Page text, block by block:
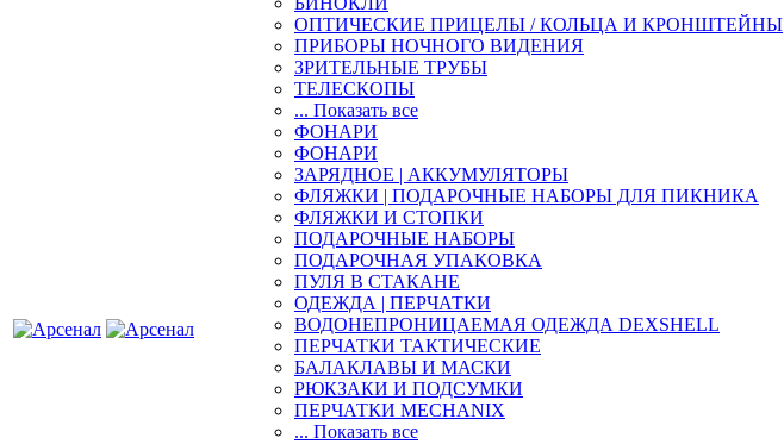
ОПТИЧЕСКИЕ ПРИЦЕЛЫ / КОЛЬЦА И КРОНШТЕЙНЫ
ПРИБОРЫ НОЧНОГО ВИДЕНИЯ
ЗРИТЕЛЬНЫЕ ТРУБЫ
ТЕЛЕСКОПЫ
... Показать все
ФОНАРИ
ФОНАРИ
ЗАРЯДНОЕ | АККУМУЛЯТОРЫ
ФЛЯЖКИ | ПОДАРОЧНЫЕ НАБОРЫ ДЛЯ ПИКНИКА
ФЛЯЖКИ И СТОПКИ
ПОДАРОЧНЫЕ НАБОРЫ
ПОДАРОЧНАЯ УПАКОВКА
ПУЛЯ В СТАКАНЕ
ОДЕЖДА | ПЕРЧАТКИ
ВОДОНЕПРОНИЦАЕМАЯ ОДЕЖДА DEXSHELL
ПЕРЧАТКИ ТАКТИЧЕСКИЕ
БАЛАКЛАВЫ И МАСКИ
РЮКЗАКИ И ПОДСУМКИ
ПЕРЧАТКИ MECHANIX
... Показать все